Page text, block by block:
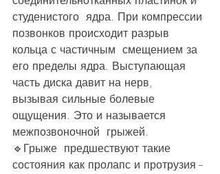
студенистого  ядра. При компрессии
позвонков происходит разрыв
кольца с частичным  смещением за
его пределы ядра. Выступающая
часть диска давит на нерв,
вызывая сильные болевые
ощущения. Это и называется
межпозвоночной  грыжей.
🔹️Грыже  предшествуют такие
состояния как пролапс и протрузия --